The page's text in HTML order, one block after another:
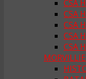
CSA
CSA
CSA
CSA
CSA